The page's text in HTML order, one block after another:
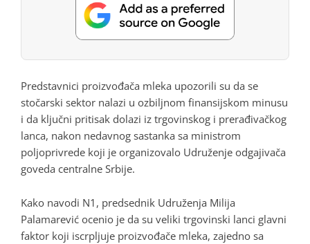
Predstavnici proizvođača mleka upozorili su da se
stočarski sektor nalazi u ozbiljnom finansijskom minusu
i da ključni pritisak dolazi iz trgovinskog i prerađivačkog
lanca, nakon nedavnog sastanka sa ministrom
poljoprivrede koji je organizovalo Udruženje odgajivača
goveda centralne Srbije.
Kako navodi N1, predsednik Udruženja Milija
Palamarević ocenio je da su veliki trgovinski lanci glavni
faktor koji iscrpljuje proizvođače mleka, zajedno sa